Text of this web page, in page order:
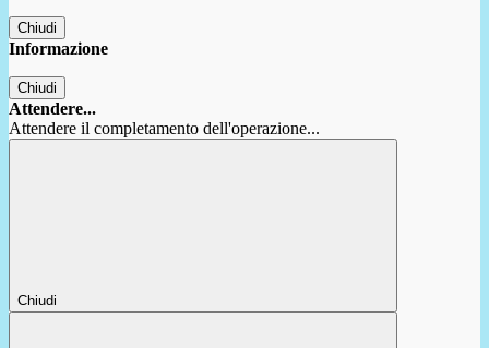
Chiudi
Informazione
Chiudi
Attendere...
Attendere il completamento dell'operazione...
Chiudi